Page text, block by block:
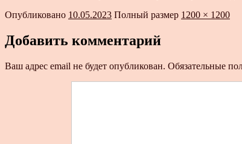
Опубликовано 10.05.2023 Полный размер 1200 × 1200
Добавить комментарий
Ваш адрес email не будет опубликован. Обязательные